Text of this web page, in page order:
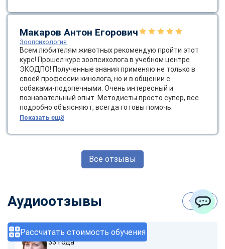
Рассчитать стоимость обучения
Макаров Антон Егорович
Зоопсихология
Всем любителям животных рекомендую пройти этот
курс! Прошел курс зоопсихолога в учебном центре
ЭКОДПО! Полученные знания применяю не только в
своей профессии кинолога, но и в общении с
собаками-подопечными. Очень интересный и
познавательный опыт. Методисты просто супер, все
подробно объясняют, всегда готовы помочь.
Показать ещё
Все отзывы
Аудиоотзывы
София Карпова
33 года